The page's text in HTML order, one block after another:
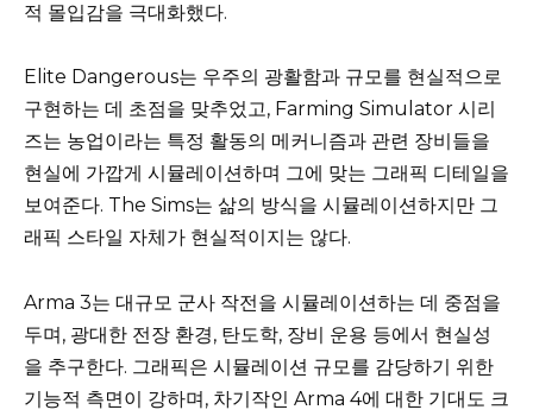
적 몰입감을 극대화했다.
Elite Dangerous는 우주의 광활함과 규모를 현실적으로
구현하는 데 초점을 맞추었고, Farming Simulator 시리
즈는 농업이라는 특정 활동의 메커니즘과 관련 장비들을
현실에 가깝게 시뮬레이션하며 그에 맞는 그래픽 디테일을
보여준다. The Sims는 삶의 방식을 시뮬레이션하지만 그
래픽 스타일 자체가 현실적이지는 않다.
Arma 3는 대규모 군사 작전을 시뮬레이션하는 데 중점을
두며, 광대한 전장 환경, 탄도학, 장비 운용 등에서 현실성
을 추구한다. 그래픽은 시뮬레이션 규모를 감당하기 위한
기능적 측면이 강하며, 차기작인 Arma 4에 대한 기대도 크